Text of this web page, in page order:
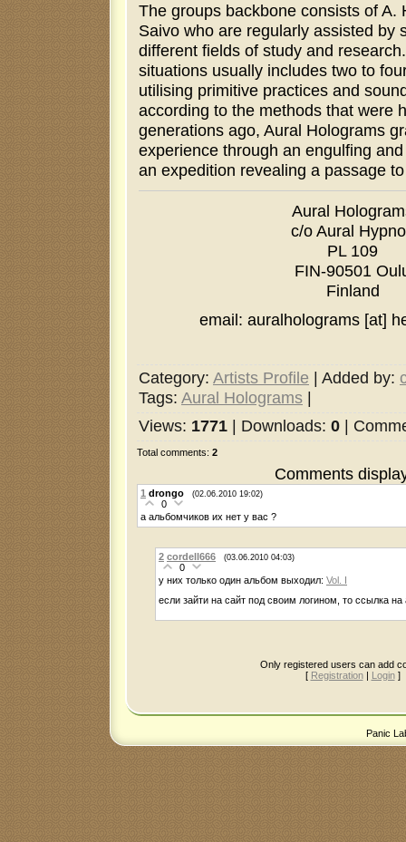
The groups backbone consists of A.
Saivo who are regularly assisted by
different fields of study and
situations usually includes two to
utilising primitive practices and
according to the methods that were
generations ago, Aural Holograms
experience through an engulfing
an expedition revealing a passage
Aural
c/o Aural
PL 109
FIN-90501
Finland
email: auralholograms [at]
Category: Artists Profile | Added by:
Tags: Aural Holograms |
Views: 1771 | Downloads: 0 |
Total comments: 2
Comments
1 drongo (02.06.2010 19:02)
0
а альбомчиков их нет у вас ?
2 cordell666 (03.06.2010 04:03)
0
у них только один альбом выходил: Vol. I
если зайти на сайт под своим логином, то ссылка
Only registered users can add
[ Registration| Login]
Panic